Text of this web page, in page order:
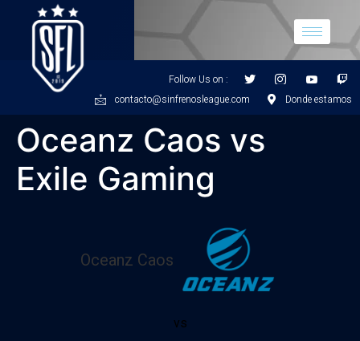
Follow Us on :
contacto@sinfrenosleague.com
Donde estamos
Oceanz Caos vs
Exile Gaming
Oceanz Caos
vs